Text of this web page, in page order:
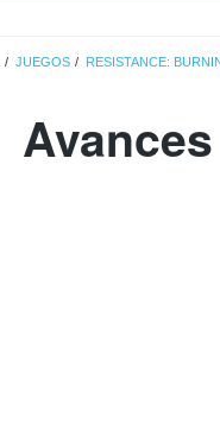
JUEGOS RESISTANCE: